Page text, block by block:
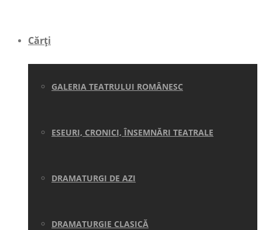
Cărți
GALERIA TEATRULUI ROMÂNESC
ESEURI, CRONICI, ÎNSEMNĂRI TEATRALE
DRAMATURGI DE AZI
DRAMATURGIE CLASICĂ